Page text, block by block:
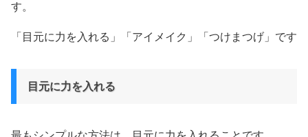
す。
「目元に力を入れる」「アイメイク」「つけまつげ」です
目元に力を入れる